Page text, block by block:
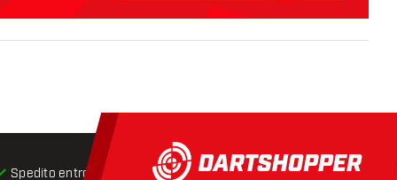
Spedito entro 24 ore Spedizione gratuitada € 75